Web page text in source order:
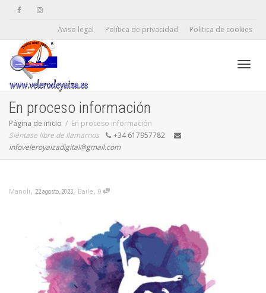
Aviso legal Política de privacidad Politica de cookies
En proceso información
Página de inicio
En proceso información
Siéntase libre de llamarnos
+34 617957782
infoveleroyaizadigital@gmail.com
Manoli, 22 agosto, 2023, Baile, 0